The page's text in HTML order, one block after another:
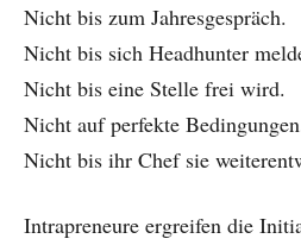
Nicht bis zum Jahresgespräch.
Nicht bis sich Headhunter
Nicht bis eine Stelle frei wird.
Nicht auf perfekte
Nicht bis ihr Chef sie
Intrapreneure ergreifen die